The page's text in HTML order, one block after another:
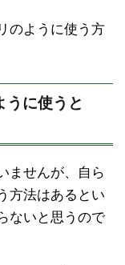
のように使う方
に使うと
ませんが、自ら
方法はあるとい
ないと思うので